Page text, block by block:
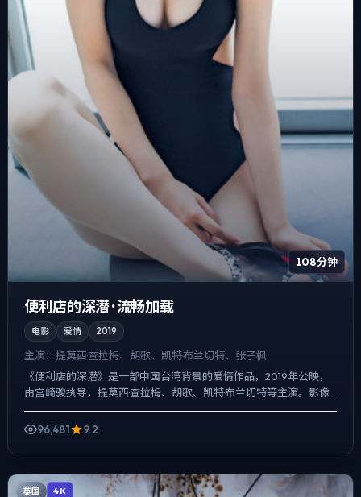
108分钟
便利店的深潜 · 流畅加载
电影 爱情 2019
主演： 提莫西·查拉梅、胡歌、凯特·布兰切特、张子枫
《便利店的深潜》是一部中国台湾背景的爱情作品，2019年公映，
由宫崎骏执导，提莫西·查拉梅、胡歌、凯特·布兰切特等主演。影像
偏纪实质感，手持与固定机位交替出现，人物在道德灰区反...
96,481
9.2
英国 4K